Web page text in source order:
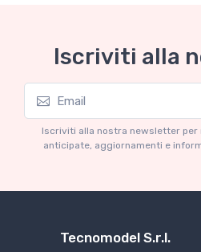
Ferrari 166 MM Abarth
Version 1953 scala 1/18
Iscriviti alla
Iscriviti alla nostra newsletter
anticipate, aggiornamenti e
Tecnomodel S.r.l.